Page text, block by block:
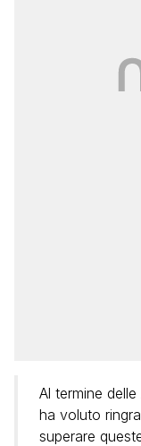
Al termine delle
ha voluto
superare